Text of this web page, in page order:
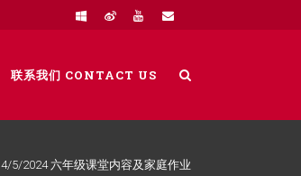
联系我们 CONTACT US
4/5/2024 六年级课堂内容及家庭作业